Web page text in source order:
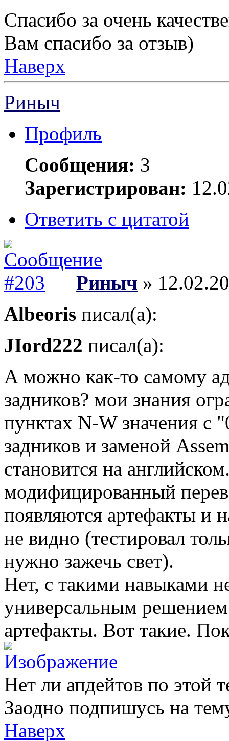
Спасибо за очень
Вам спасибо за отзыв)
Наверх
Риныч
Профиль
Сообщения: 3
Зарегистрирован:
Ответить с цитатой
Риныч »
Albeoris писал(а):
JIord222 писал(а):
А можно как-то самому
задников? мои знания
пунктах N-W значения с
задников и заменой
становится на
модифицированный
появляются артефакты и
не видно (тестировал
нужно зажечь свет).
Нет, с такими навыками
универсальным
артефакты. Вот такие.
Нет ли апдейтов по этой
Заодно подпишусь на
Наверх